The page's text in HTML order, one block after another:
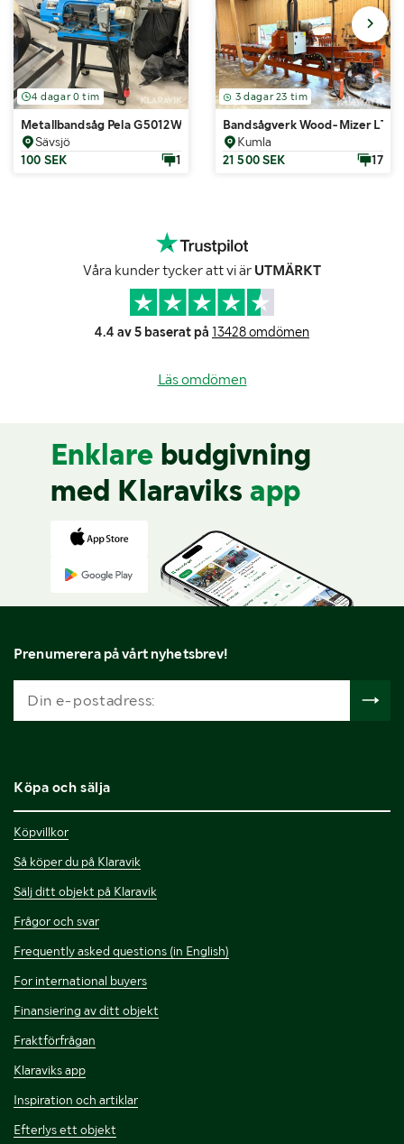
4 dagar 0 tim
Metallbandsåg Pela G5012WA
Sävsjö
100 SEK
1
3 dagar 23 tim
Bandsågverk Wood-Mizer
Kumla
21 500 SEK
17
Våra kunder tycker att vi är UTMÄRKT
4.4 av 5 baserat på 13428 omdömen
Läs omdömen
Enklare budgivning
med Klaraviks app
Prenumerera på vårt nyhetsbrev!
Köpa och sälja
Köpvillkor
Så köper du på Klaravik
Sälj ditt objekt på Klaravik
Frågor och svar
Frequently asked questions (in English)
For international buyers
Finansiering av ditt objekt
Fraktförfrågan
Klaraviks app
Inspiration och artiklar
Efterlys ett objekt